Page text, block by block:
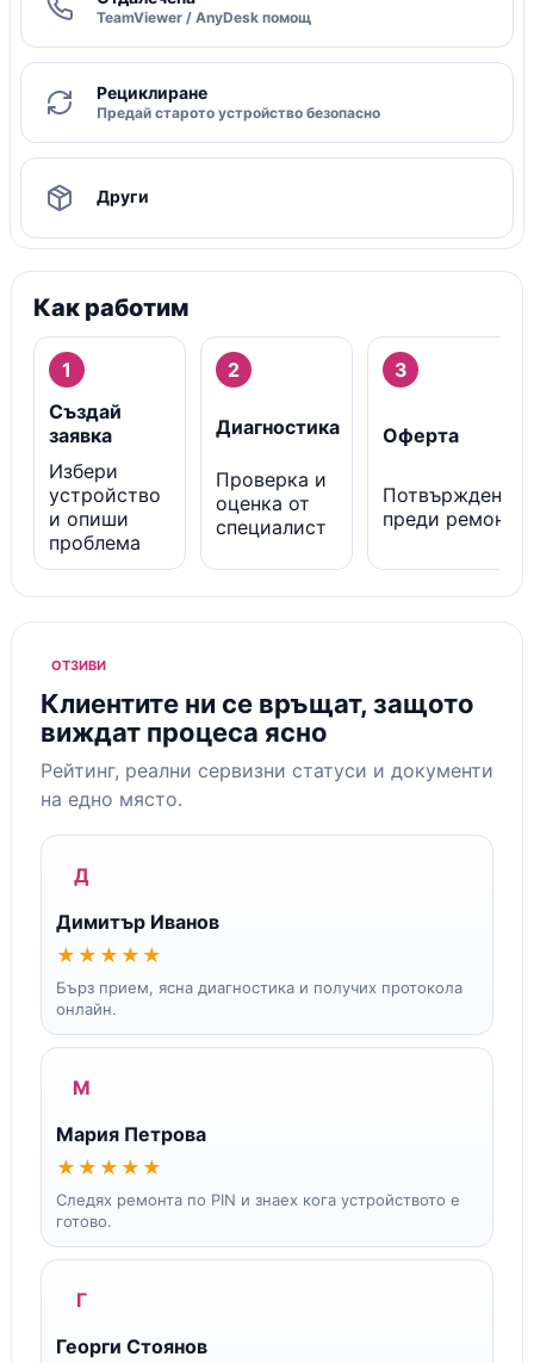
TeamViewer / AnyDesk помощ
Рециклиране
Предай старото устройство безопасно
Други
Как работим
1
Създай
заявка
Избери
устройство
и опиши
проблема
2
Диагностика
Проверка и
оценка от
специалист
3
Оферта
Потвърждение
преди ремонт
ОТЗИВИ
Клиентите ни се връщат, защото
виждат процеса ясно
Рейтинг, реални сервизни статуси и документи
на едно място.
Д
Димитър Иванов
★★★★★
Бърз прием, ясна диагностика и получих протокола
онлайн.
М
Мария Петрова
★★★★★
Следях ремонта по PIN и знаех кога устройството е
готово.
Г
Георги Стоянов